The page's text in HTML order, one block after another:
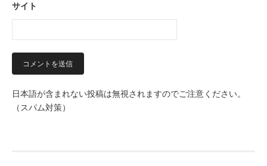
サイト
日本語が含まれない投稿は無視されますのでご注意ください。
（スパム対策）